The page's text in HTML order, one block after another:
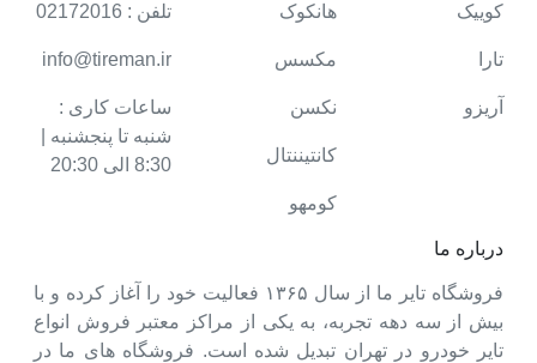
درباره ما
فروشگاه تایر ما از سال ۱۳۶۵ فعالیت خود را آغاز کرده و با
بیش از سه دهه تجربه، به یکی از مراکز معتبر فروش انواع
تایر خودرو در تهران تبدیل شده است. فروشگاه های ما در
کوییک
تارا
آریزو
هانکوک
مکسس
نکسن
کانتیننتال
کومهو
تلفن : 02172016
info@tireman.ir
ساعات کاری :
شنبه تا پنجشنبه |
8:30 الی 20:30